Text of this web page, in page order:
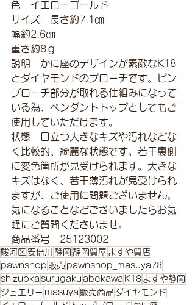
色　イエローゴールド
サイズ　長さ約7.1㎝
幅約2.6㎝
重さ約8ｇ
説明　かに座のデザインが素敵なK18
とダイヤモンドのブローチです。ピン
ブローチ部分が取れる仕組みになって
いる為、ペンダントトップとしてもご
使用していただけます。
状態　目立つ大きなキズや汚れなどな
く比較的、綺麗な状態です。若干裏側
に変色箇所が見受けられます。大きな
キズはなく、若干薄汚れが見受けられ
ますが、ご使用に問題ございません。
気になることなどございましたらお気
軽にご質問くださいませ。
商品番号　25123002
駿河区 安倍川 静岡 静岡質屋 ますや質店
pawnshop 販売 pawnshop_masuya78
shizuokasurugaku abekawa K18 ますや静岡
ジュエリー masuya 販売商品 ダイヤモンド